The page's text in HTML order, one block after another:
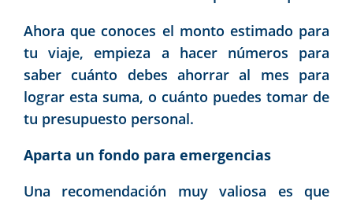
Ahora que conoces el monto estimado para
tu viaje, empieza a hacer números para
saber cuánto debes ahorrar al mes para
lograr esta suma, o cuánto puedes tomar de
tu presupuesto personal.
Aparta un fondo para emergencias
Una recomendación muy valiosa es que